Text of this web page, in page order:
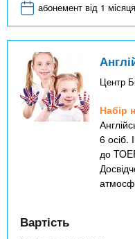
абонемент від 1 місяця
Центр
Набір
6 осіб.
до
Вартість